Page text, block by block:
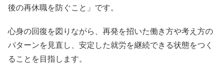
後の再休職を防ぐこと」です。
心身の回復を図りながら、再発を招いた働き方や考え方の
パターンを見直し、安定した就労を継続できる状態をつく
ることを目指します。